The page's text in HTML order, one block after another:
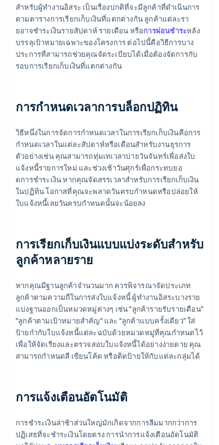
สําหรับผู้ทํางานอิสระ เป็นเรื่องปกติที่จะมีลูกค้าที่ดำเนินการ
ตามตารางการเรียกเก็บเงินที่แตกต่างกัน ลูกค้าแต่ละรา
ยอาจชําระเงินรายสัปดาห์ รายเดือน หรือการผ่อนชําระหลัง
บรรลุเป้าหมายเฉพาะของโครงการ ต่อไปนี้คือวิธีการบาง
ประการที่สามารถช่วยคุณจัดระเบียบได้เมื่อต้องจัดการกับ
รอบการเรียกเก็บเงินที่แตกต่างกัน
การกําหนดเวลาการบล็อกปฏิทิน
วิธีหนึ่งในการจัดการกำหนดเวลาในการเรียกเก็บเงินคือการ
กำหนดเวลาในแต่ละสัปดาห์หรือเดือนสำหรับงานธุรการ
ตัวอย่างเช่น คุณสามารถทุ่มเทเวลาบ่ายวันจันทร์เพื่อส่งใบ
แจ้งหนี้รายการใหม่ และช่วงเช้าวันศุกร์เพื่อกระทบยอ
ดการชําระเงิน หากคุณจัดสรรเวลาสำหรับการเรียกเก็บเงิน
ในปฏิทิน โอกาสที่คุณจะพลาดวันครบกำหนดหรือปล่อยให้
ใบแจ้งหนี้เลยวันครบกำหนดนั้นจะน้อยลง
การเรียกเก็บเงินแบบแบ่งระดับสําหรับ
ลูกค้าหลายราย
หากคุณมีฐานลูกค้าจำนวนมาก ควรพิจารณาจัดประเภท
ลูกค้าตามความถี่ในการส่งใบแจ้งหนี้ ผู้ทํางานอิสระบางราย
แบ่งฐานออกเป็นหมวดหมู่ต่างๆ เช่น "ลูกค้ารายรับรายเดือน"
"ลูกค้าตามเป้าหมายสำคัญ" และ "ลูกค้าแบบครั้งเดียว" ใส่
ป้ายกํากับใบแจ้งหนี้แต่ละฉบับด้วยหมวดหมู่ที่คุณกําหนดไว้
เพื่อให้จัดเรียงและตรวจสอบใบแจ้งหนี้ได้อย่างง่ายดาย คุณ
สามารถกําหนดสี เขียนโค้ด หรือติดป้ายให้กับแต่ละกลุ่มได้
การแจ้งเตือนอัตโนมัติ
การชำระเงินล่าช้าส่วนใหญ่มักเกิดจากการลืมมากกว่าการ
ปฏิเสธที่จะชำระเงินโดยตรง การนำการแจ้งเตือนอัตโนมัติ